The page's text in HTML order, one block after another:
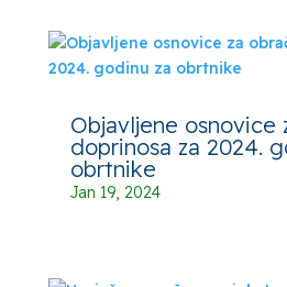
Objavljene osnovice
doprinosa za 2024.
obrtnike
Jan 19, 2024